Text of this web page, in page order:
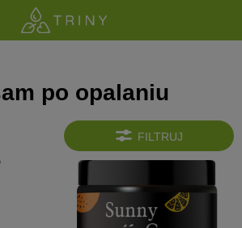
po opalaniu
FILTRUJ